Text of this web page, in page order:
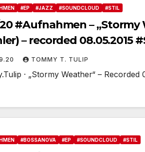
#EP #JAZZ #SOUNDCLOUD #STIL
#Aufnahmen –
– recorded 08.05.2015
TOMMY T. TULIP
· „Stormy Weather“ – Recorded
#BOSSANOVA #EP #SOUNDCLOUD #STIL